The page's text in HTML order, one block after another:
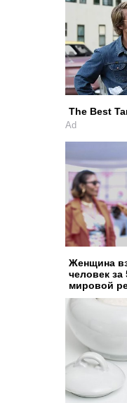
The Best
Ad
Женщина
человек за
мировой